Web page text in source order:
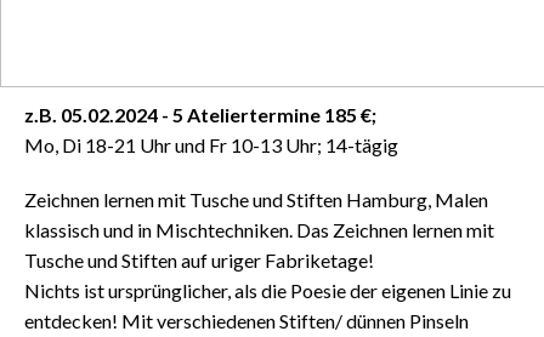
z.B. 05.02.2024 - 5 Ateliertermine 185 €;
Mo, Di 18-21 Uhr und Fr 10-13 Uhr; 14-tägig
Zeichnen lernen mit Tusche und Stiften Hamburg, Malen
klassisch und in Mischtechniken. Das Zeichnen lernen mit
Tusche und Stiften auf uriger Fabriketage!
Nichts ist ursprünglicher, als die Poesie der eigenen Linie zu
entdecken! Mit verschiedenen Stiften/ dünnen Pinseln